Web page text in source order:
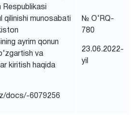
Respublikasi
qilinishi munosabati
ayrim qonun
va
kiritish haqida
docs/-6079256
№ O‘RQ-
780
23.06.2022-
yil